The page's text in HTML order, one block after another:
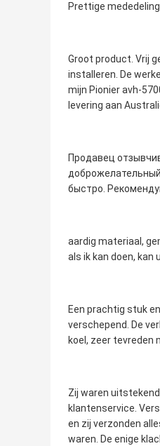
Prettige
Groot product. Vrij
installeren. De
mijn Pionier avh-
levering aan
Продавец
быстро.
aardig materiaal,
als ik kan doen, kan
Een prachtig stuk
verschepend. De
koel, zeer tevreden
Zij waren
klantenservice.
en zij verzonden
waren. De enige